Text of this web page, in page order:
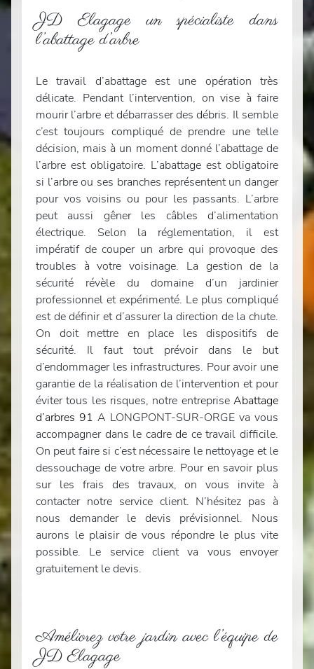
JD Elagage un spécialiste dans
l’abattage d’arbre
Le travail d’abattage est une opération très
délicate. Pendant l’intervention, on vise à faire
mourir l’arbre et débarrasser des débris. Il semble
c’est toujours compliqué de prendre une telle
décision, mais à un moment donné l’abattage de
l’arbre est obligatoire. L’abattage est obligatoire
si l’arbre ou ses branches représentent un danger
pour vos voisins ou pour les passants. L’arbre
peut aussi gêner les câbles d’alimentation
électrique. Selon la réglementation, il est
impératif de couper un arbre qui provoque des
troubles à votre voisinage. La gestion de la
sécurité révèle du domaine d’un jardinier
professionnel et expérimenté. Le plus compliqué
est de définir et d’assurer la direction de la chute.
On doit mettre en place les dispositifs de
sécurité. Il faut tout prévoir dans le but
d’endommager les infrastructures. Pour avoir une
garantie de la réalisation de l’intervention et pour
éviter tous les risques, notre entreprise Abattage
d’arbres 91 A LONGPONT-SUR-ORGE va vous
accompagner dans le cadre de ce travail difficile.
On peut faire si c’est nécessaire le nettoyage et le
dessouchage de votre arbre. Pour en savoir plus
sur les frais des travaux, on vous invite à
contacter notre service client. N’hésitez pas à
nous demander le devis prévisionnel. Nous
aurons le plaisir de vous répondre le plus vite
possible. Le service client va vous envoyer
gratuitement le devis.
Améliorez votre jardin avec l’équipe de
JD Elagage